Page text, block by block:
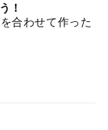
！
合わせて作った